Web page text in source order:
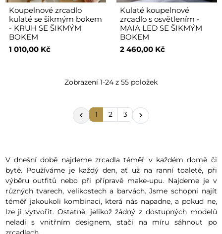
Koupelnové zrcadlo
kulaté se šikmým bokem
- KRUH SE ŠIKMÝM
BOKEM
1 010,00 Kč
Kulaté koupelnové
zrcadlo s osvětlením -
MAIA LED SE ŠIKMÝM
BOKEM
2 460,00 Kč
Zobrazení 1-24 z 55 položek
 1 2 3 
V dnešní době najdeme zrcadla téměř v každém domě či
bytě. Používáme je každý den, ať už na ranní toaletě, při
výběru outfitů nebo při přípravě make-upu. Najdeme je v
různých tvarech, velikostech a barvách. Jsme schopni najít
téměř jakoukoli kombinaci, která nás napadne, a pokud ne,
lze ji vytvořit. Ostatně, jelikož žádný z dostupných modelů
neladí s vnitřním designem, stačí na míru sáhnout po